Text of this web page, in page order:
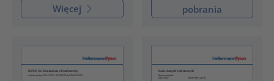
Więcej
pobrania